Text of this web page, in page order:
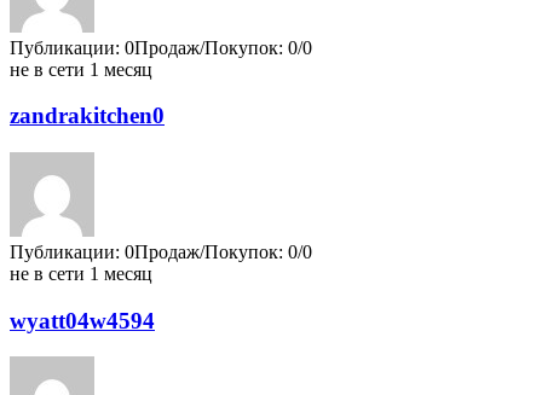
Публикации: 0Продаж/Покупок: 0/0
не в сети 1 месяц
zandrakitchen0
Публикации: 0Продаж/Покупок: 0/0
не в сети 1 месяц
wyatt04w4594